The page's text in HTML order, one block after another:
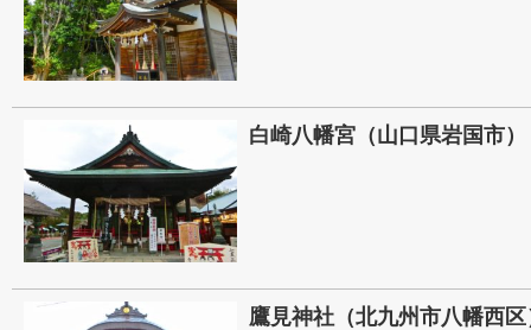
白崎八幡宮（山口県岩国市）
鷹見神社（北九州市八幡西区